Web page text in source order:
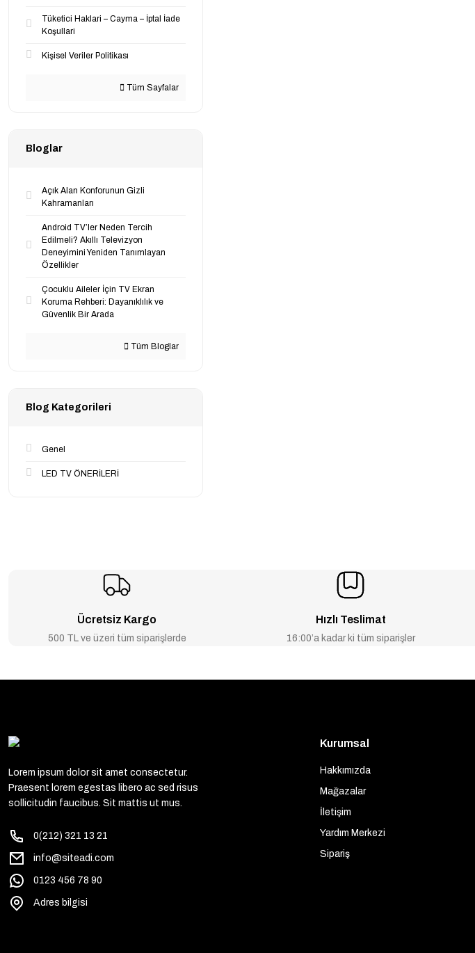
Tüketici Haklari – Cayma – İptal İade
Koşullari
Kişisel Veriler Politikası
Tüm Sayfalar
Bloglar
Açık Alan Konforunun Gizli
Kahramanları
Android TV’ler Neden Tercih
Edilmeli? Akıllı Televizyon
Deneyimini Yeniden Tanımlayan
Özellikler
Çocuklu Aileler İçin TV Ekran
Koruma Rehberi: Dayanıklılık ve
Güvenlik Bir Arada
Tüm Bloglar
Blog Kategorileri
Genel
LED TV ÖNERİLERİ
Ücretsiz Kargo
500 TL ve üzeri tüm siparişlerde
Hızlı Teslimat
16:00’a kadar ki tüm siparişler
Lorem ipsum dolor sit amet consectetur.
Praesent lorem egestas libero ac sed risus
sollicitudin faucibus. Sit mattis ut mus.
0(212) 321 13 21
info@siteadi.com
0123 456 78 90
Adres bilgisi
Kurumsal
Hakkımızda
Mağazalar
İletişim
Yardım Merkezi
Sipariş